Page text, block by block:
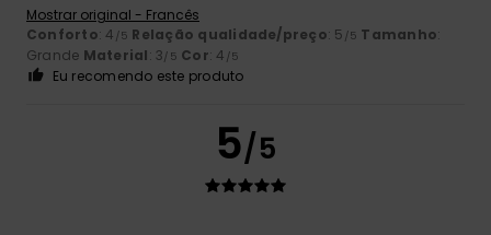
Mostrar original - Francês
Conforto: 4 /5 Relação qualidade/preço: 5 /5 Tamanho:
Grande Material: 3/5 Cor: 4 /5
Eu recomendo este produto
5/5